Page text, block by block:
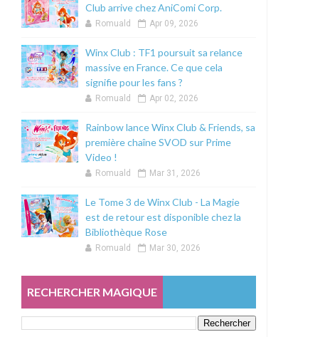
Club arrive chez AniComi Corp.
Romuald Apr 09, 2026
Winx Club : TF1 poursuit sa relance
massive en France. Ce que cela
signifie pour les fans ?
Romuald Apr 02, 2026
Rainbow lance Winx Club & Friends, sa
première chaîne SVOD sur Prime
Video !
Romuald Mar 31, 2026
Le Tome 3 de Winx Club - La Magie
est de retour est disponible chez la
Bibliothèque Rose
Romuald Mar 30, 2026
RECHERCHER MAGIQUE